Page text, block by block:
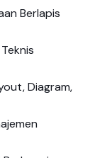
Berlapis
Diagram,